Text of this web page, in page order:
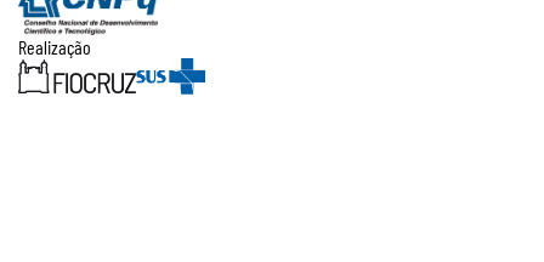
Realização